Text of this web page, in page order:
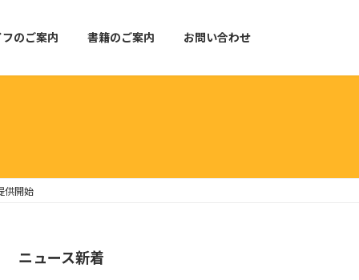
のご案内 書籍のご案内 お問い合わせ
供開始
ニュース新着